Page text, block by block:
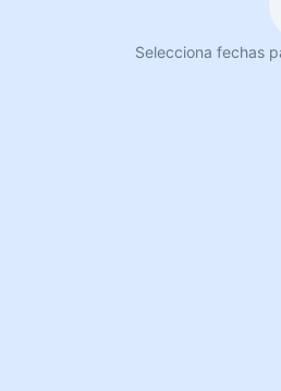
Selecciona fechas